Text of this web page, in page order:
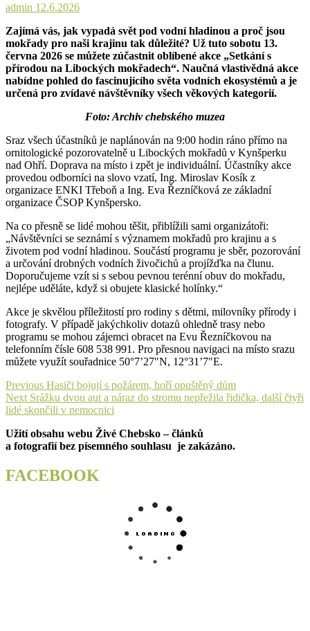
admin 12.6.2026
Zajímá vás, jak vypadá svět pod vodní hladinou a proč jsou
mokřady pro naši krajinu tak důležité? Už tuto sobotu 13.
června 2026 se můžete zúčastnit oblíbené akce „Setkání s
přírodou na Libockých mokřadech“. Naučná vlastivědná akce
nabídne pohled do fascinujícího světa vodních ekosystémů a je
určená pro zvídavé návštěvníky všech věkových kategorií.
Foto: Archiv chebského muzea
Sraz všech účastníků je naplánován na 9:00 hodin ráno přímo na
ornitologické pozorovatelně u Libockých mokřadů v Kynšperku
nad Ohří. Doprava na místo i zpět je individuální. Účastníky akce
provedou odborníci na slovo vzatí, Ing. Miroslav Kosík z
organizace ENKI Třeboň a Ing. Eva Řezníčková ze základní
organizace ČSOP Kynšpersko.
Na co přesně se lidé mohou těšit, přiblížili sami organizátoři:
„Návštěvníci se seznámí s významem mokřadů pro krajinu a s
životem pod vodní hladinou. Součástí programu je sběr, pozorování
a určování drobných vodních živočichů a projížďka na člunu.
Doporučujeme vzít si s sebou pevnou terénní obuv do mokřadu,
nejlépe uděláte, když si obujete klasické holínky.“
Akce je skvělou příležitostí pro rodiny s dětmi, milovníky přírody i
fotografy. V případě jakýchkoliv dotazů ohledně trasy nebo
programu se mohou zájemci obracet na Evu Řezníčkovou na
telefonním čísle 608 538 991. Pro přesnou navigaci na místo srazu
můžete využít souřadnice 50°7’27″N, 12°31’7″E.
Navigace
pro
příspěvek
Previous Previous
post:
Hasiči bojují s požárem, hoří opuštěný dům
Next Next
post:
Srážku dvou aut a náraz do stromu nepřežila řidička, další čtyři
lidé skončili v nemocnici
Užití obsahu webu Živé Chebsko – článků
a fotografií bez písemného souhlasu je zakázáno.
FACEBOOK